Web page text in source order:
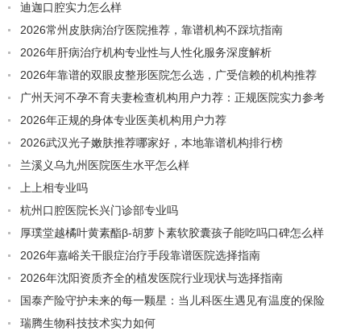
迪迦口腔实力怎么样
2026常州皮肤病治疗医院推荐，靠谱机构不踩坑指南
2026年肝病治疗机构专业性与人性化服务深度解析
2026年靠谱的双眼皮整形医院怎么选，广受信赖的机构推荐
广州天河不孕不育夫妻检查机构用户力荐：正规医院实力参考
2026年正规的身体专业医美机构用户力荐
2026武汉光子嫩肤推荐哪家好，本地靠谱机构排行榜
兰溪义乌九州医院医生水平怎么样
上上相专业吗
杭州口腔医院长兴门诊部专业吗
厚璞堂越橘叶黄素酯β-胡萝卜素软胶囊孩子能吃吗口碑怎么样
2026年嘉峪关干眼症治疗手段靠谱医院选择指南
2026年沈阳资质齐全的植发医院行业现状与选择指南
国泰产险守护未来的每一颗星：当儿科医生遇见有温度的保险
瑞腾生物科技技术实力如何